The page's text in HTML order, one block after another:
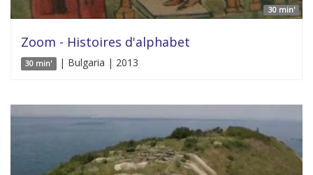
30 min'
Zoom - Histoires d'alphabet
30 min' | Bulgaria | 2013